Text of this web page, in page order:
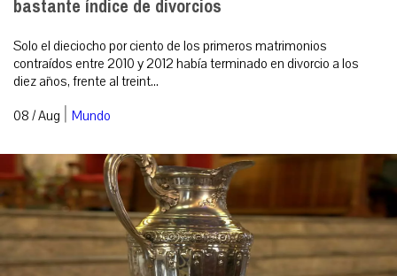
bastante índice de divorcios
Solo el dieciocho por ciento de los primeros matrimonios
contraídos entre 2010 y 2012 había terminado en divorcio a los
diez años, frente al treint...
08 / Aug | Mundo